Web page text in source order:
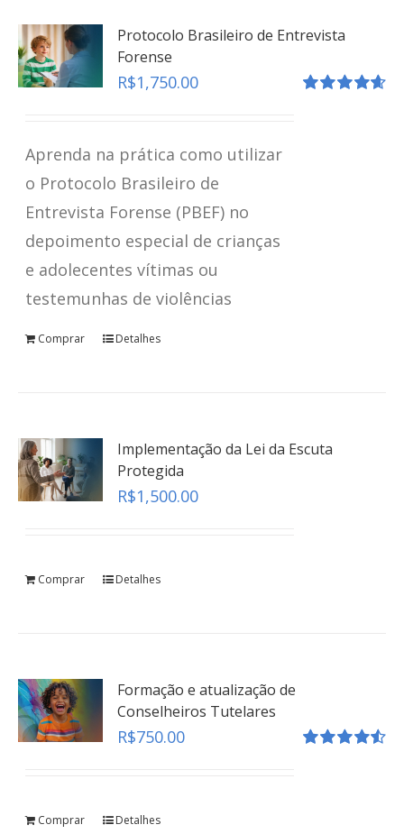
Protocolo Brasileiro de Entrevista
Forense
R$1,750.00
Aprenda na prática como utilizar
o Protocolo Brasileiro de
Entrevista Forense (PBEF) no
depoimento especial de crianças
e adolecentes vítimas ou
testemunhas de violências
Comprar Detalhes
Implementação da Lei da Escuta
Protegida
R$1,500.00
Comprar Detalhes
Formação e atualização de
Conselheiros Tutelares
R$750.00
Comprar Detalhes